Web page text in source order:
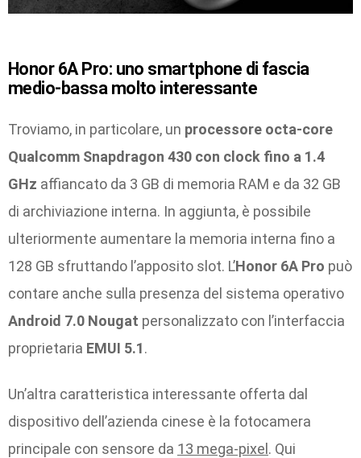
Honor 6A Pro: uno smartphone di fascia
medio-bassa molto interessante
Troviamo, in particolare, un processore octa-core
Qualcomm Snapdragon 430 con clock fino a 1.4
GHz affiancato da 3 GB di memoria RAM e da 32 GB
di archiviazione interna. In aggiunta, è possibile
ulteriormente aumentare la memoria interna fino a
128 GB sfruttando l’apposito slot. L’Honor 6A Pro può
contare anche sulla presenza del sistema operativo
Android 7.0 Nougat personalizzato con l’interfaccia
proprietaria EMUI 5.1.
Un’altra caratteristica interessante offerta dal
dispositivo dell’azienda cinese è la fotocamera
principale con sensore da 13 mega-pixel. Qui